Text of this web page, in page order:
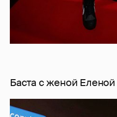
Баста с женой Еленой